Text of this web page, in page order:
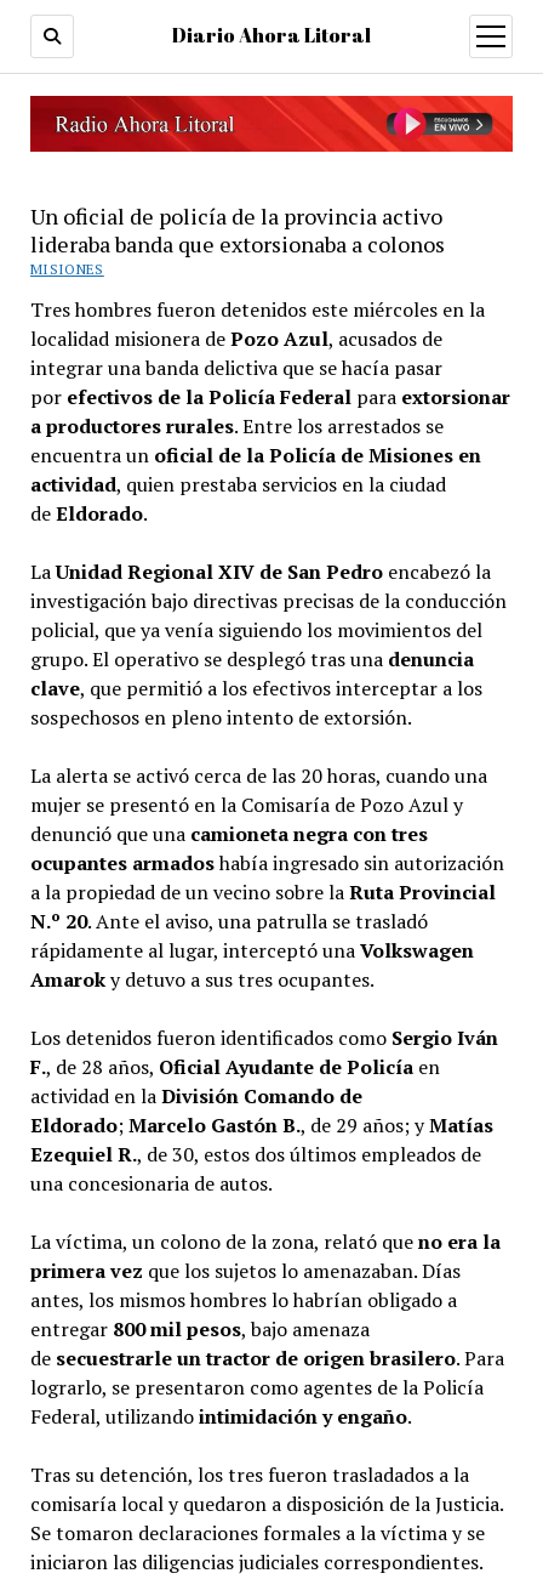
Diario Ahora Litoral
open
menu
Un oficial de policía de la provincia activo
lideraba banda que extorsionaba a colonos
MISIONES
Tres hombres fueron detenidos este miércoles en la
localidad misionera dePozo Azul, acusados de
integrar una banda delictiva que se hacía pasar
por efectivos de la Policía Federalpara extorsionar
a productores rurales. Entre los arrestados se
encuentra un oficial de la Policía de Misiones en
actividad, quien prestaba servicios en la ciudad
deEldorado.
LaUnidad Regional XIV de San Pedroencabezó la
investigación bajo directivas precisas de la conducción
policial, que ya venía siguiendo los movimientos del
grupo. El operativo se desplegó tras una denuncia
clave, que permitió a los efectivos interceptar a los
sospechosos en pleno intento de extorsión.
La alerta se activó cerca de las 20 horas, cuando una
mujer se presentó en la Comisaría de Pozo Azul y
denunció que una camioneta negra con tres
ocupantes armadoshabía ingresado sin autorización
a la propiedad de un vecino sobre laRuta Provincial
N.º 20. Ante el aviso, una patrulla se trasladó
rápidamente al lugar, interceptó unaVolkswagen
Amaroky detuvo a sus tres ocupantes.
Los detenidos fueron identificados como Sergio Iván
F., de 28 años, Oficial Ayudante de Policíaen
actividad en laDivisión Comando de
Eldorado;Marcelo Gastón B., de 29 años; yMatías
Ezequiel R., de 30, estos dos últimos empleados de
una concesionaria de autos.
La víctima, un colono de la zona, relató queno era la
primera vez que los sujetos lo amenazaban. Días
antes, los mismos hombres lo habrían obligado a
entregar 800 mil pesos, bajo amenaza
de secuestrarle un tractor de origen brasilero. Para
lograrlo, se presentaron como agentes de la Policía
Federal, utilizandointimidación y engaño.
Tras su detención, los tres fueron trasladados a la
comisaría local y quedaron a disposición de la Justicia.
Se tomaron declaraciones formales a la víctima y se
iniciaron las diligencias judiciales correspondientes.